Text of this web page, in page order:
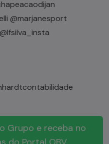
@marjanesport
Grupo e receba no